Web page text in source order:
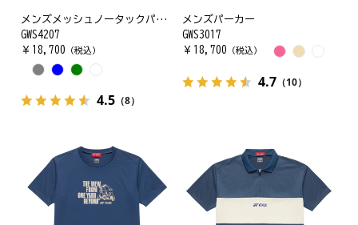
メンズメッシュノータックパンツ
GWS4207
￥ 18,700 （税込）
4.5 （8）
メンズパーカー
GWS3017
￥ 18,700 （税込）
4.7（10）